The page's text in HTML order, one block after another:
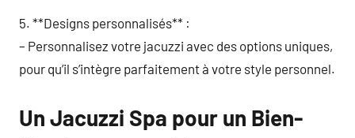
5. **Designs personnalisés** :
– Personnalisez votre jacuzzi avec des options uniques,
pour qu’il s’intègre parfaitement à votre style personnel.
Un Jacuzzi Spa pour un Bien-